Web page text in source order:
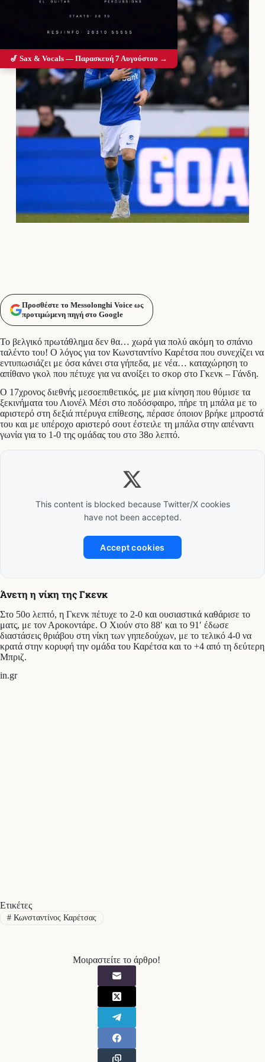
Προσθέστε το Messolonghi Voice ως
προτιμώμενη πηγή στο Google
Το βελγικό πρωτάθλημα δεν θα… χωρά για πολύ ακόμη το σπάνιο
ταλέντο του! Ο λόγος για τον Κωνσταντίνο Καρέτσα που συνεχίζει να
εντυπωσιάζει με όσα κάνει στα γήπεδα, με νέα… καταχώρηση το
απίθανο γκολ που πέτυχε για να ανοίξει το σκορ στο Γκενκ – Γάνδη.
Ο 17χρονος διεθνής μεσοεπιθετικός, με μια κίνηση που θύμισε τα
ξεκινήματα του Λιονέλ Μέσι στο ποδόσφαιρο, πήρε τη μπάλα με το
αριστερό στη δεξιά πτέρυγα επίθεσης, πέρασε όποιον βρήκε μπροστά
του και με υπέροχο αριστερό σουτ έστειλε τη μπάλα στην απέναντι
γωνία για το 1-0 της ομάδας του στο 38ο λεπτό.
This content is blocked because Twitter/X cookies
have not been accepted.
Accept cookies
Άνετη η νίκη της Γκενκ
Στο 50ο λεπτό, η Γκενκ πέτυχε το 2-0 και ουσιαστικά καθάρισε το
ματς, με τον Αροκοντάρε. Ο Χιούν στο 88′ και το 91′ έδωσε
διαστάσεις θριάβου στη νίκη των γηπεδούχων, με το τελικό 4-0 να
κρατά στην κορυφή την ομάδα του Καρέτσα και το +4 από τη δεύτερη
Μπριζ.
in.gr
Ετικέτες
#Κωνσταντίνος Καρέτσας
Μοιραστείτε το άρθρο!
🎷 Sax & Vocals — Παρασκευή 7 Αυγούστου →